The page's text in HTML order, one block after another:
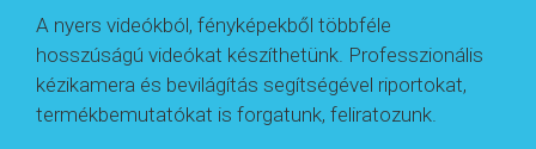
A nyers videókból, fényképekből többféle
hosszúságú videókat készíthetünk. Professzionális
kézikamera és bevilágítás segítségével riportokat,
termékbemutatókat is forgatunk, feliratozunk.